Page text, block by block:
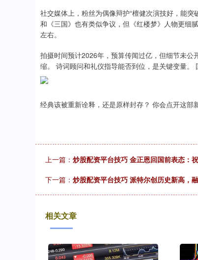
社交媒体上，粉丝为偶像辩护“檀健次演技好，能突
和《三国》也有类似争议，但《红楼梦》人物更细
左右。
拍摄时间预计2026年，预算传闻过亿，但细节未
缩。 诗词顾问和礼仪指导能否到位，是关键变量。
经典该被重新诠释，还是原样封存？ 你会点开这部
上一篇： 炒股配资平台技巧 金正恩回国前表态：
下一篇： 炒股配资平台技巧 派特尔创历史新高，
相关文章